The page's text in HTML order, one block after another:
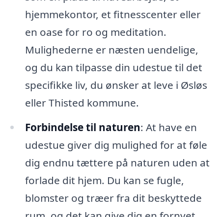
hjemmekontor, et fitnesscenter eller
en oase for ro og meditation.
Mulighederne er næsten uendelige,
og du kan tilpasse din udestue til det
specifikke liv, du ønsker at leve i Øsløs
eller Thisted kommune.
Forbindelse til naturen: At have en
udestue giver dig mulighed for at føle
dig endnu tættere på naturen uden at
forlade dit hjem. Du kan se fugle,
blomster og træer fra dit beskyttede